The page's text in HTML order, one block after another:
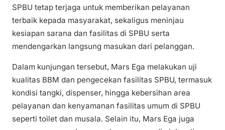
SPBU tetap terjaga untuk memberikan pelayanan
terbaik kepada masyarakat, sekaligus meninjau
kesiapan sarana dan fasilitas di SPBU serta
mendengarkan langsung masukan dari pelanggan.
Dalam kunjungan tersebut, Mars Ega melakukan uji
kualitas BBM dan pengecekan fasilitas SPBU, termasuk
kondisi tangki, dispenser, hingga kebersihan area
pelayanan dan kenyamanan fasilitas umum di SPBU
seperti toilet dan musala. Selain itu, Mars Ega juga